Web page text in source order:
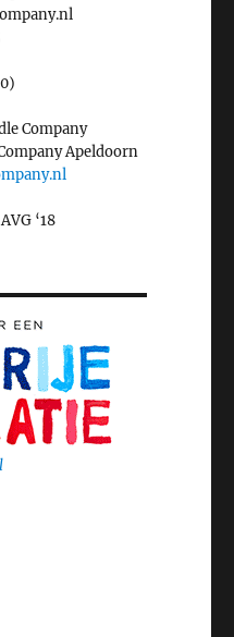
Company
Apeldoorn
‘18